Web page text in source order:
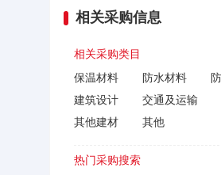
相关采购信息
相关采购类目
保温材料
防水材料
建筑设计
交通及运输
其他建材
其他
热门采购搜索